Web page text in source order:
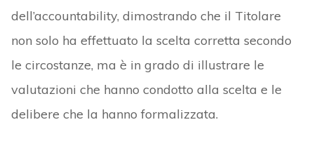
dell’accountability, dimostrando che il Titolare
non solo ha effettuato la scelta corretta secondo
le circostanze, ma è in grado di illustrare le
valutazioni che hanno condotto alla scelta e le
delibere che la hanno formalizzata.